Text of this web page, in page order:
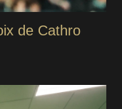
de Cathro